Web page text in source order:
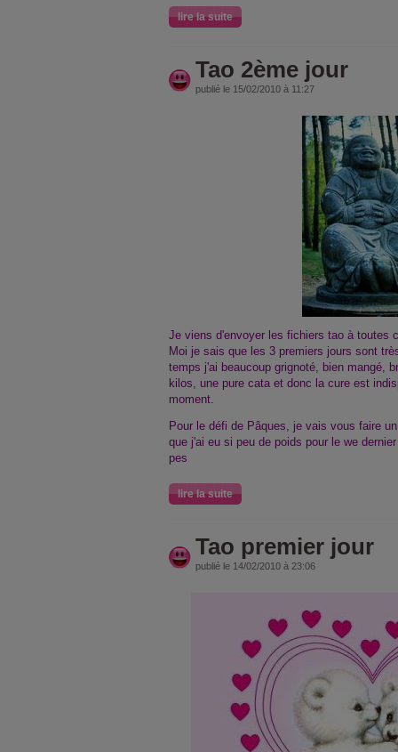
lire la suite
Tao 2ème jour
publié le 15/02/2010 à 11:27
Je viens d'envoyer les fichiers tao à toutes
Moi je sais que les 3 premiers jours sont
temps j'ai beaucoup grignoté, bien mangé,
kilos, une pure cata et donc la cure est
moment.
Pour le défi de Pâques, je vais vous faire
que j'ai eu si peu de poids pour le we
pes
lire la suite
Tao premier jour
publié le 14/02/2010 à 23:06